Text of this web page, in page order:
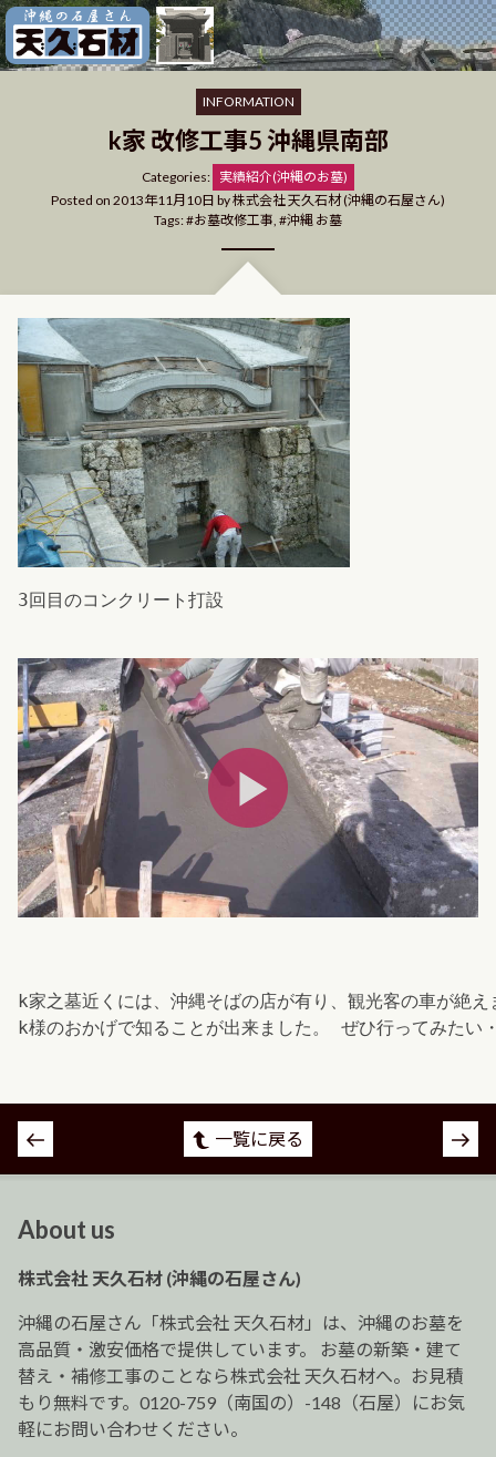
Skip
to
content
INFORMATION
k家 改修工事5 沖縄県南部
Categories: Categories
実績紹介(沖縄のお墓)
Posted on 2013年11月10日 by株式会社 天久石材 (沖縄の石屋さん)
Tags:
お墓改修工事, 沖縄 お墓
3回目のコンクリート打設
k家之墓近くには、沖縄そばの店が有り、観光客の車が絶
k様のおかげで知ることが出来ました。 ぜひ行ってみたい
投
稿
ゲ
ー
シ
ョ
ン
一覧に戻る
About us
株式会社 天久石材 (沖縄の石屋さん)
沖縄の石屋さん「株式会社 天久石材」は、沖縄のお墓を
高品質・激安価格で提供しています。 お墓の新築・建て
替え・補修工事のことなら株式会社 天久石材へ。お見積
もり無料です。0120-759（南国の）-148（石屋）にお気
軽にお問い合わせください。